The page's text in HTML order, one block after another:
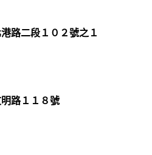
路二段１０２號之１
路１１８號